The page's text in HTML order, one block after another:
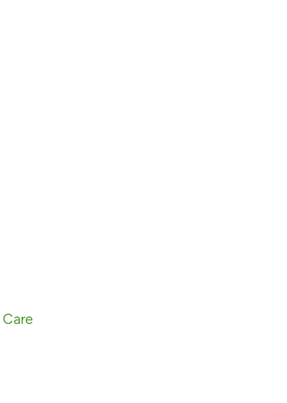
para
de biogás en
al obtener